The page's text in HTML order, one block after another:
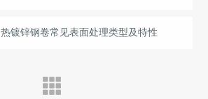
热镀锌钢卷常见表面处理类型及特性